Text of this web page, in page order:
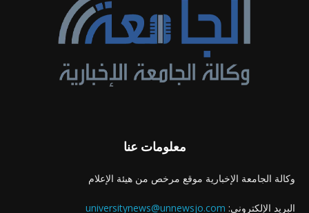
معلومات عنا
وكالة الجامعة الإخبارية موقع مرخص من هيئة الإعلام
البريد الإلكتروني: universitynews@unnewsjo.com